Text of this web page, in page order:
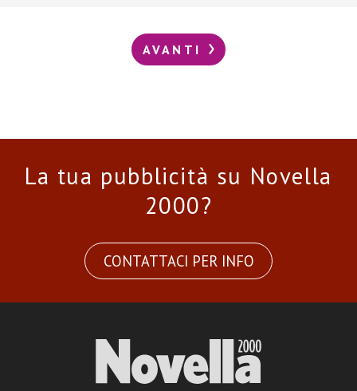
AVANTI
La tua pubblicità su Novella
2000?
CONTATTACI PER INFO